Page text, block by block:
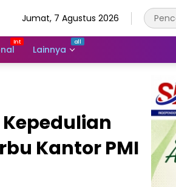
Jumat, 7 Agustus 2026
Lainnya
Kantor PMI